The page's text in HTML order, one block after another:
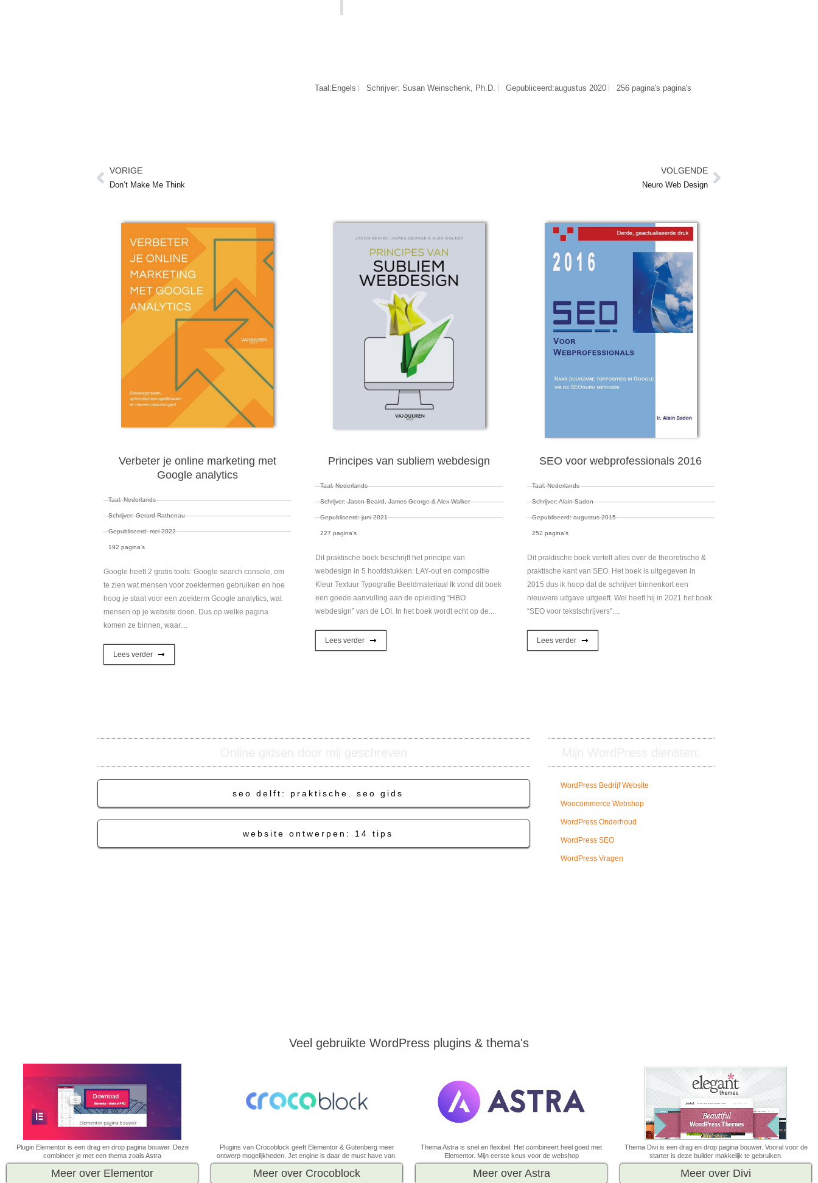
Taal:Engels Schrijver: Susan Weinschenk, Ph.D. Gepubliceerd:augustus 2020 256 pagina's pagina's
Vorige
VORIGE
Don’t Make Me Think
VOLGENDE
Neuro Web DesignVolgende
Verbeter je online marketing met
Google analytics
Taal: Nederlands
Schrijver: Gerard Rathenau
Gepubliseerd: mei 2022
192 pagina's
Google heeft 2 gratis tools: Google search console, om
te zien wat mensen voor zoektermen gebruiken en hoe
hoog je staat voor een zoekterm Google analytics, wat
mensen op je website doen. Dus op welke pagina
komen ze binnen, waar....
Lees verder
Principes van subliem webdesign
Taal: Nederlands
Schrijver: Jason Beaird, James George & Alex Walker
Gepubliseerd: juni 2021
227 pagina's
Dit praktische boek beschrijft het principe van
webdesign in 5 hoofdstukken: LAY-out en compositie
Kleur Textuur Typografie Beeldmateriaal Ik vond dit boek
een goede aanvulling aan de opleiding “HBO
webdesign” van de LOI. In het boek wordt echt op de....
Lees verder
SEO voor webprofessionals 2016
Taal: Nederlands
Schrijver: Alain Sadon
Gepubliseerd: augustus 2015
252 pagina's
Dit praktische boek vertelt alles over de theoretische &
praktische kant van SEO. Het boek is uitgegeven in
2015 dus ik hoop dat de schrijver binnenkort een
nieuwere uitgave uitgeeft. Wel heeft hij in 2021 het boek
“SEO voor tekstschrijvers”....
Lees verder
seo delft: praktische. seo gids
website ontwerpen: 14 tips
WordPress Bedrijf Website
Woocommerce Webshop
WordPress Onderhoud
WordPress SEO
WordPress Vragen
Veel gebruikte WordPress plugins & thema's
Plugin Elementor is een drag en drop pagina bouwer. Deze
combineer je met een thema zoals Astra
Meer over Elementor
Plugins van Crocoblock geeft Elementor & Gutenberg meer
ontwerp mogelijkheden. Jet engine is daar de must have van.
Meer over Crocoblock
Thema Astra is snel en flexibel. Het combineert heel goed met
Elementor. Mijn eerste keus voor de webshop
Meer over Astra
Thema Divi is een drag en drop pagina bouwer. Vooral voor de
starter is deze builder makkelijk te gebruiken.
Meer over Divi